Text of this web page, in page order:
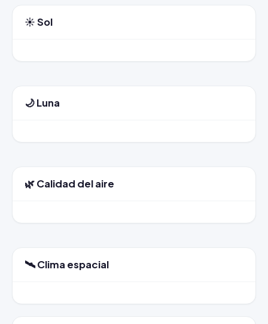
☀️ Sol
🌙 Luna
🌿 Calidad del aire
🛰️ Clima espacial